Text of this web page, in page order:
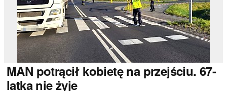
MAN potrącił kobietę na przejściu. 67-
latka nie żyje